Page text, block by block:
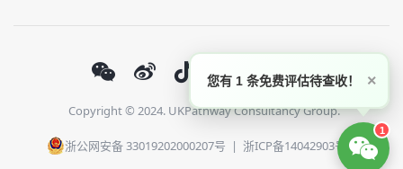
Copyright © 2024. UKPathway Consultancy Group.
浙公网安备 33019202000207号 | 浙ICP备14042903号-1
×
您有 1 条免费评估待查收！
1